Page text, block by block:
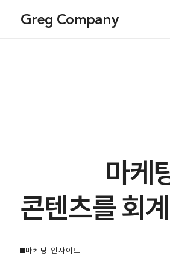
Greg Company
마케
콘텐츠를 회
마케팅 인사이트